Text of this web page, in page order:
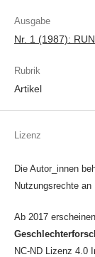
Ausgabe
Nr. 1 (1987):
Rubrik
Artikel
Lizenz
Die Autor_innen
Nutzungsrechte an
Ab 2017
NC-ND Lizenz 4.0